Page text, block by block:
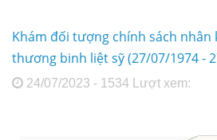
Khám đối tượng chính sách nhân
thương binh liệt sỹ (27/07/1974 -
24/07/2023 - 1534 Lượt xem: